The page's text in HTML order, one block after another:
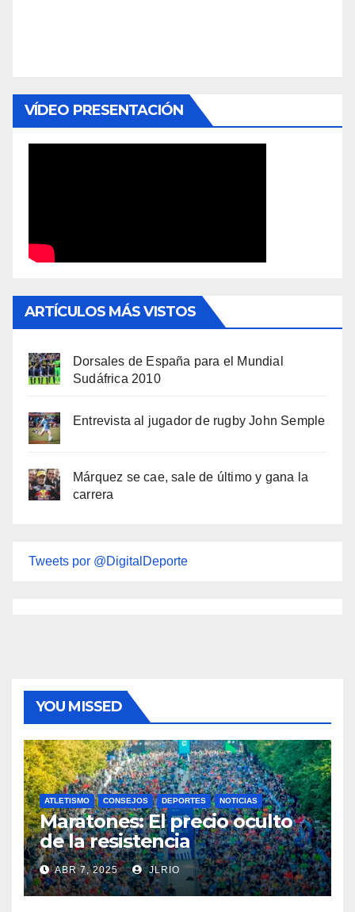
VÍDEO PRESENTACIÓN
ARTÍCULOS MÁS VISTOS
Dorsales de España para el Mundial
Sudáfrica 2010
Entrevista al jugador de rugby John Semple
Márquez se cae, sale de último y gana la
carrera
Tweets por @DigitalDeporte
YOU MISSED
ATLETISMO CONSEJOS DEPORTES NOTICIAS
Maratones: El precio oculto
de la resistencia
ABR 7, 2025 JLRIO